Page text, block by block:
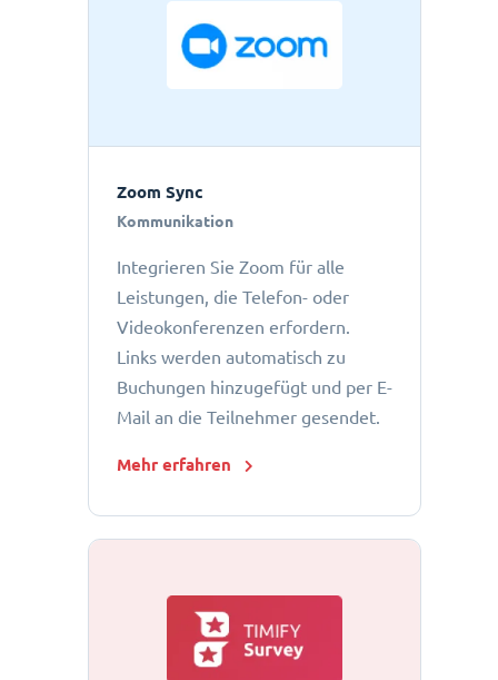
Zoom Sync
Kommunikation
Integrieren Sie Zoom für alle
Leistungen, die Telefon- oder
Videokonferenzen erfordern.
Links werden automatisch zu
Buchungen hinzugefügt und per E-
Mail an die Teilnehmer gesendet.
Mehr erfahren